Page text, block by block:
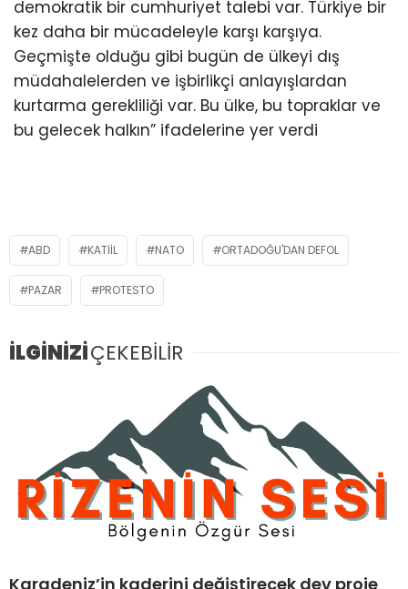
demokratik bir cumhuriyet talebi var. Türkiye bir
kez daha bir mücadeleyle karşı karşıya.
Geçmişte olduğu gibi bugün de ülkeyi dış
müdahalelerden ve işbirlikçi anlayışlardan
kurtarma gerekliliği var. Bu ülke, bu topraklar ve
bu gelecek halkın” ifadelerine yer verdi
ABD KATIIL NATO ORTADOĞU'DAN DEFOL
PAZAR PROTESTO
İLGİNİZİÇEKEBİLİR
Karadeniz’in kaderini değiştirecek dev proje